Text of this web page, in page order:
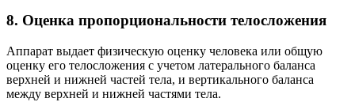
8. Оценка пропорциональности телосложения
Аппарат выдает физическую оценку человека или общую
оценку его телосложения с учетом латерального баланса
верхней и нижней частей тела, и вертикального баланса
между верхней и нижней частями тела.